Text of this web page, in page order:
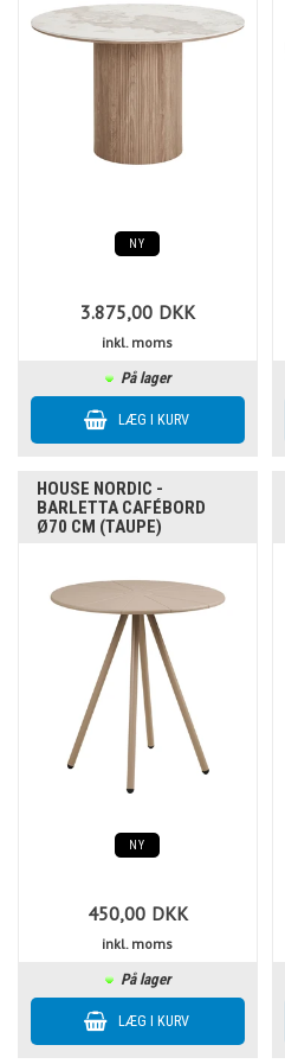
NY
3.875,00 DKK
inkl. moms
På lager
HOUSE NORDIC -
BARLETTA CAFÉBORD
Ø70 CM (TAUPE)
NY
450,00 DKK
inkl. moms
På lager